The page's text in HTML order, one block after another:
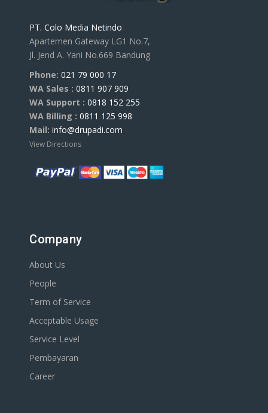
PT. Colo Media Netindo
Apartemen Gateway LG1 No.7,
Jl. Jend A. Yani No.669 Bandung
Phone: 021 79 000 17
WA Sales : 0811 907 909
WA Support : 0818 152 255
WA Billing : 0811 125 998
Mail: info@drupadi.com
View Directions
Company
About Us
People
Term of Service
Acceptable Usage
Service Level
Pembayaran
Career